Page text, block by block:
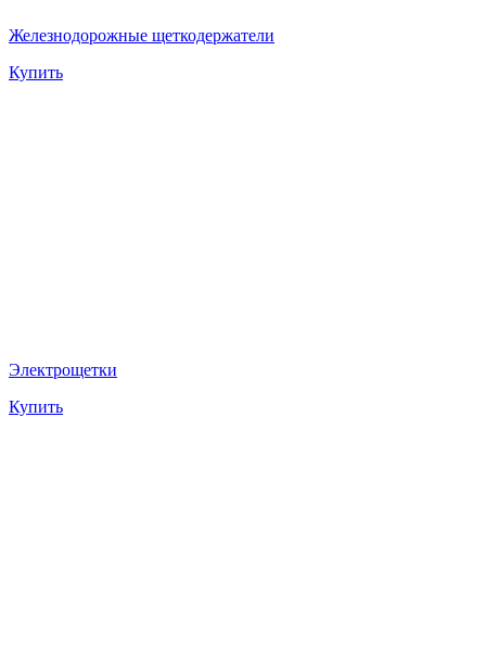
Железнодорожные щеткодержатели
Купить
Электрощетки
Купить